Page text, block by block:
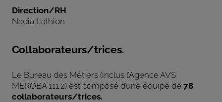
Direction/RH
Nadia Lathion
Collaborateurs/trices.
Le Bureau des Métiers (inclus l’Agence AVS
MEROBA 111.2) est composé d’une équipe de78
collaborateurs/trices.